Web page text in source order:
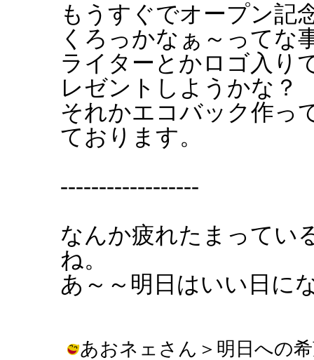
もうすぐでオープン記
くろっかなぁ～ってな
ライターとかロゴ入り
レゼントしようかな？
それかエコバック作っ
ております。
------------------
なんか疲れたまってい
ね。
あ～～明日はいい日に
あおネェさん＞明日への